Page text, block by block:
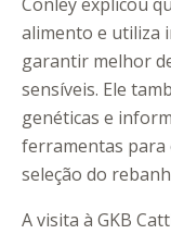
alimento e utiliza
garantir melhor
sensíveis. Ele
genéticas e
ferramentas para
seleção do
A visita à GKB